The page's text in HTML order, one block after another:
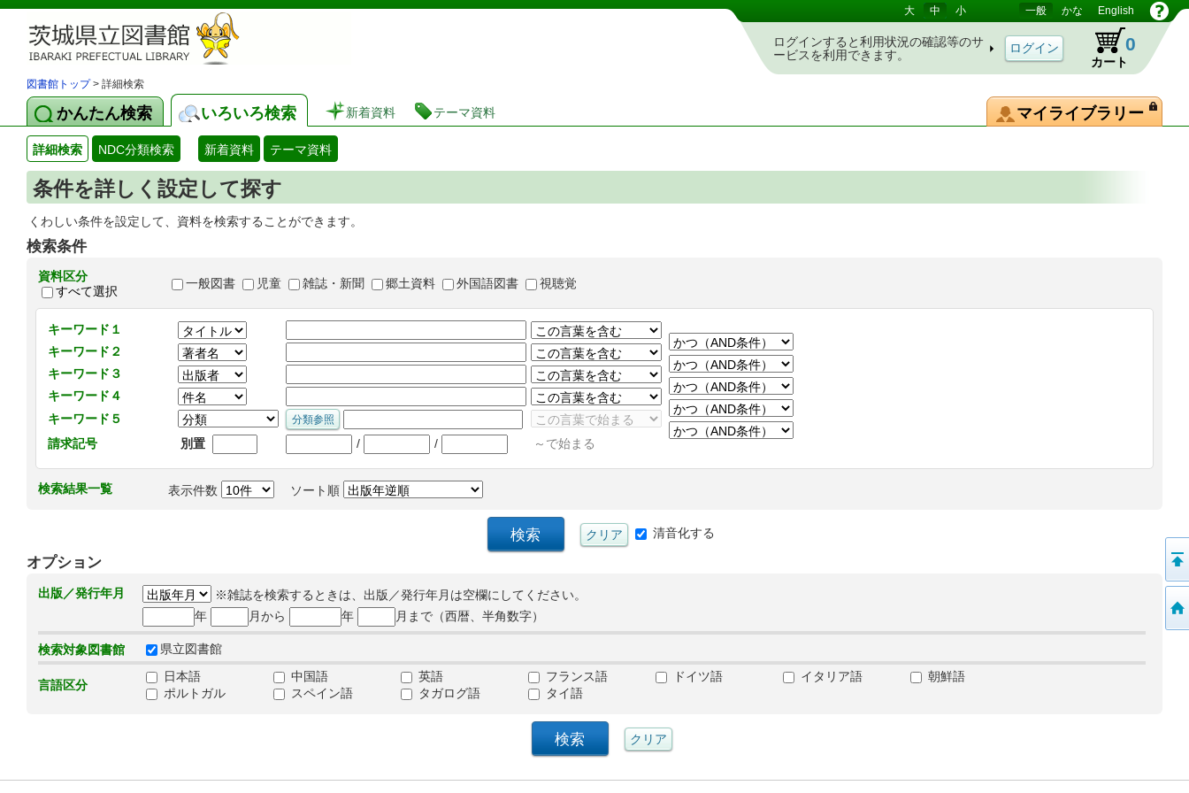
茨城県立図書館 蔵書検索・予約システム 大 中 小 一般 かな English
ログインすると利用状況の確認等のサ
ービスを利用できます。
カート
0
図書館トップ> 詳細検索
かんたん検索 いろいろ検索 新着資料 テーマ資料 マイライブラリー
詳細検索 NDC分類検索 新着資料 テーマ資料
条件を詳しく設定して探す
くわしい条件を設定して、資料を検索することができます。
検索条件
資料区分
すべて選択
一般図書 児童 雑誌・新聞 郷土資料 外国語図書 視聴覚
キーワード１
キーワード２
キーワード３
キーワード４
キーワード５
請求記号
別置 / / ～で始まる
検索結果一覧 表示件数 ソート順
清音化する
オプション
出版／発行年月
※雑誌を検索するときは、出版／発行年月は空欄にしてください。
年
月から 年 月まで（西暦、半角数字）
検索対象図書館 県立図書館
言語区分
日本語 中国語 英語 フランス語 ドイツ語 イタリア語
朝鮮語
ポルトガル
スペイン語 タガログ語 タイ語